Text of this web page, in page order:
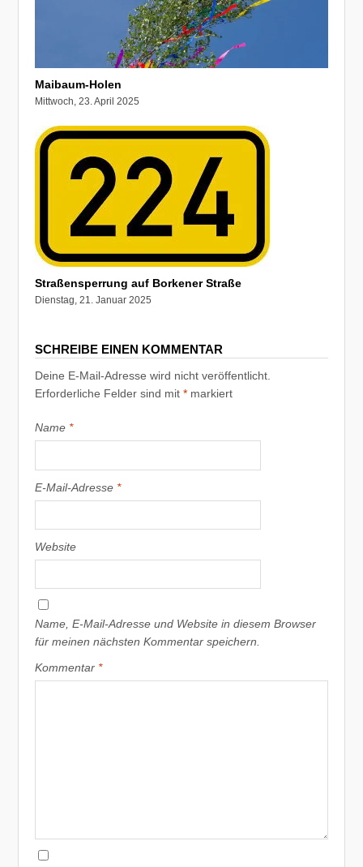
Maibaum-Holen
Mittwoch, 23. April 2025
Straßensperrung auf Borkener Straße
Dienstag, 21. Januar 2025
SCHREIBE EINEN KOMMENTAR
Deine E-Mail-Adresse wird nicht veröffentlicht.
Erforderliche Felder sind mit* markiert
Name *
E-Mail-Adresse *
Website
Name, E-Mail-Adresse und Website in diesem Browser
für meinen nächsten Kommentar speichern.
Kommentar *